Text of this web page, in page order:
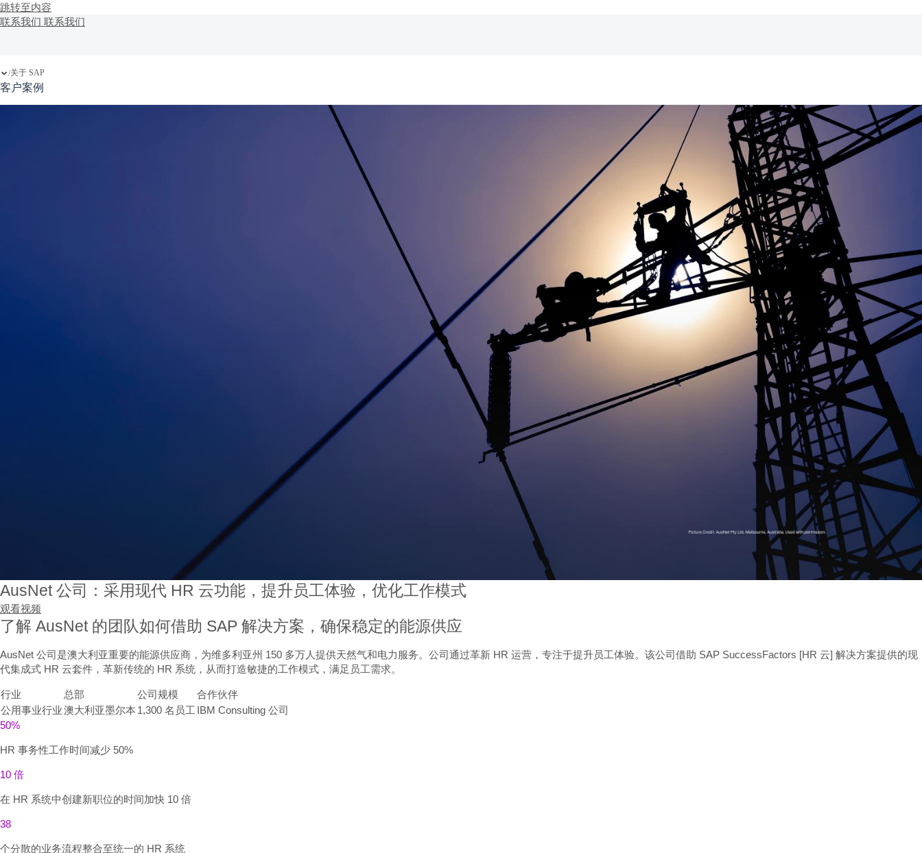
跳转至内容
联系我们 联系我们
/关于 SAP
客户案例
AusNet 公司：采用现代 HR 云功能，提升员工体验，优化工作模式
观看视频
了解 AusNet 的团队如何借助 SAP 解决方案，确保稳定的能源供应
AusNet 公司是澳大利亚重要的能源供应商，为维多利亚州 150 多万人提供天然气和电力服务。公司通过革新 HR 运营，专注于提升员工体验。该公司借助 SAP SuccessFactors [HR 云] 解决方案提供的现
代集成式 HR 云套件，革新传统的 HR 系统，从而打造敏捷的工作模式，满足员工需求。
行业 总部 公司规模
合作伙伴
公用事业行业澳大利亚墨尔本 1,300 名员工 IBM Consulting 公司
50%
HR 事务性工作时间减少 50%
10 倍
在 HR 系统中创建新职位的时间加快 10 倍
38
个分散的业务流程整合至统一的 HR 系统